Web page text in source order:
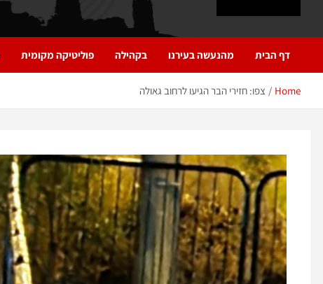
970 חדשות חיפה
דף הבית מהנעשה בעירנו בקהילה פוליטיקה מקומית
Home צפו: חזירי הבר הגיעו לרחוב גאולה